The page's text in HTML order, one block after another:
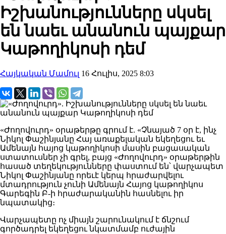
Իշխանությունները սկսել
են նաեւ անանուն պայքար
Կաթողիկոսի դեմ
Հայկական Մամուլ 16 Հուլիս, 2025 8:03
«Ժողովուրդ» օրաթերթը գրում է. «Չնայած 7 օր է, ինչ
Նիկոլ Փաշինյանը Հայ առաքելական եկեղեցու եւ
Ամենայն հայոց կաթողիկոսի մասին բացասական
ստատուսներ չի գրել, բայց «Ժողովուրդ» օրաթերթին
հասած տեղեկությունները փաստում են՝ վարչապետ
Նիկոլ Փաշինյանը որեւէ կերպ հրաժարվելու
մտադրություն չունի Ամենայն Հայոց կաթողիկոս
Գարեգին Բ-ի հրաժարականին հասնելու իր
նպատակից։
Վարչապետը ոչ միայն շարունակում է ճնշում
գործադրել եկեղեցու նկատմամբ ուժային